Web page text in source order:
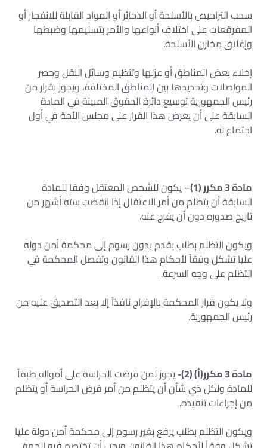
سحب التراخيص بالأسلحة أو الذخائر أو المواد القابلة للانفجار أو
المفرقعات على اختلاف أنواعها والأمر بتسليمها وضبطها
وإغلاق مخازن الأسلحة.
إخلاء بعض المناطق أو عزلها وتنظيم وسائل النقل وحصر
المواصلات وتحديدها بين المناطق المختلفة، ويجوز بقرار من
رئيس الجمهورية توسيع دائرة الحقوق المبينة في المادة
السابقة على أن يعرض هذا القرار على مجلس الأمة في أول
اجتماع له.
مادة 3 مكرر (1)
– يكون للشخص المعتقل وفقا للمادة
السابقة أن يتظلم من أمر الاعتقال إذا انقضت ستة أشهر من
تاريخ صدوره دون أن يفرج عنه.
ويكون التظلم بطلب يقدم بدون رسوم إلى محكمة أمن دولة
عليا تشكل وفقاً لأحكام هذا القانون وتفصل المحكمة في
التظلم على وجه السرعة.
ولا يكون قرار المحكمة بالإفراج نافذاً إلا بعد التصديق عليه من
رئيس الجمهورية.
مادة 3 مكرر(أ) (2)-
يجوز لمن فرضت الحراسة على أمواله طبقاً
للمادة ولكل ذي شأن أن يتظلم من أمر فرض الحراسة أو يتظلم
من إجراءات تنفيذه.
ويكون التظلم بطلب يرفع بغير رسوم إلى محكمة أمن دولة عليا